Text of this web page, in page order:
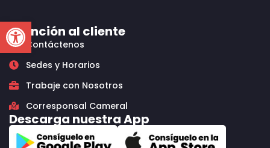
Open toolbar
Atención al cliente
Contáctenos
Sedes y Horarios
Trabaje con Nosotros
Corresponsal Cameral
Descarga nuestra App